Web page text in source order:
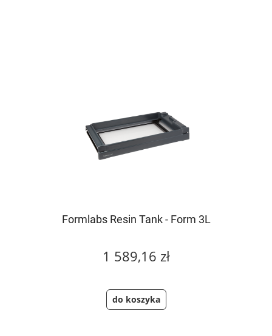
Formlabs Resin Tank - Form 3L
1 589,16 zł
do koszyka